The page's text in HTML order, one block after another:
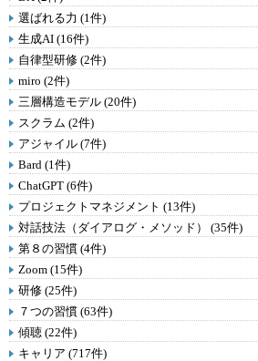
選ばれる力 (1件)
生成AI (16件)
自律型研修 (2件)
miro (2件)
三層構造モデル (20件)
スクラム (2件)
アジャイル (7件)
Bard (1件)
ChatGPT (6件)
プロジェクトマネジメント (13件)
対話技法（ダイアログ・メソッド） (35件)
第８の習慣 (4件)
Zoom (15件)
研修 (25件)
７つの習慣 (63件)
傾聴 (22件)
キャリア (717件)